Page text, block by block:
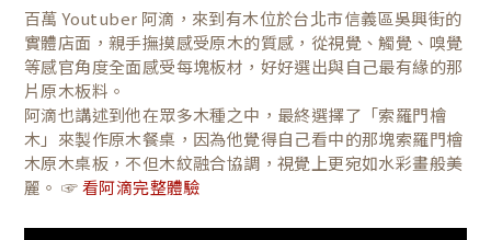
百萬 Youtuber 阿滴，來到有木位於台北市信義區吳興街的
實體店面，親手撫摸感受原木的質感，從視覺、觸覺、嗅覺
等感官角度全面感受每塊板材，好好選出與自己最有緣的那
片原木板料。
阿滴也講述到他在眾多木種之中，最終選擇了「索羅門檜
木」來製作原木餐桌，因為他覺得自己看中的那塊索羅門檜
木原木桌板，不但木紋融合協調，視覺上更宛如水彩畫般美
麗。 ☞ 看阿滴完整體驗